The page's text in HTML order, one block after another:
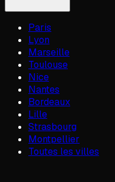
Paris
Lyon
Marseille
Toulouse
Nice
Nantes
Bordeaux
Lille
Strasbourg
Montpellier
Toutes les villes